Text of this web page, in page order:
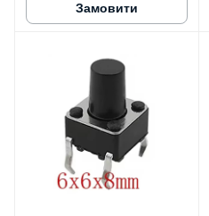
Замовити